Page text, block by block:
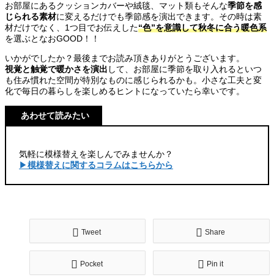
お部屋にあるクッションカバーや絨毯、マット類もそんな季節を感
じられる素材に変えるだけでも季節感を演出できます。その時は素
材だけでなく、1つ目でお伝えした“色”を意識して秋冬に合う暖色系
を選ぶとなおGOOD！！
いかがでしたか？最後までお読み頂きありがとうございます。
視覚と触覚で暖かさを演出 して、お部屋に季節を取り入れるといつ
も住み慣れた空間が特別なものに感じられるかも。小さな工夫と変
化で毎日の暮らしを楽しめるヒントになっていたら幸いです。
あわせて読みたい
気軽に模様替えを楽しんでみませんか？
▶︎模様替えに関するコラムはこちらから
Tweet Share
Pocket Pin it